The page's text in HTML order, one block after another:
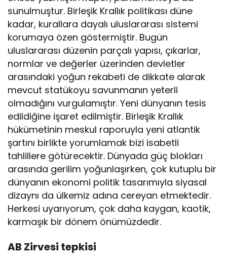
sunulmuştur. Birleşik Krallık politikası düne
kadar, kurallara dayalı uluslararası sistemi
korumaya özen göstermiştir. Bugün
uluslararası düzenin parçalı yapısı, çıkarlar,
normlar ve değerler üzerinden devletler
arasındaki yoğun rekabeti de dikkate alarak
mevcut statükoyu savunmanın yeterli
olmadığını vurgulamıştır. Yeni dünyanın tesis
edildiğine işaret edilmiştir. Birleşik Krallık
hükümetinin meskul raporuyla yeni atlantik
şartını birlikte yorumlamak bizi isabetli
tahlillere götürecektir. Dünyada güç blokları
arasında gerilim yoğunlaşırken, çok kutuplu bir
dünyanın ekonomi politik tasarımıyla siyasal
dizaynı da ülkemiz adına cereyan etmektedir.
Herkesi uyarıyorum, çok daha kaygan, kaotik,
karmaşık bir dönem önümüzdedir.
AB Zirvesi tepkisi